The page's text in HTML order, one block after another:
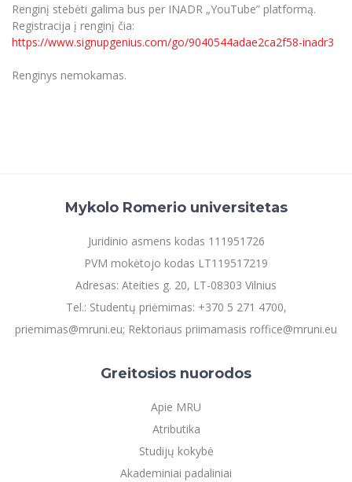
Renginį stebėti galima bus per INADR „YouTube” platformą.
Registracija į renginį čia:
https://www.signupgenius.com/go/9040544adae2ca2f58-inadr3
Renginys nemokamas.
Mykolo Romerio universitetas
Juridinio asmens kodas 111951726
PVM mokėtojo kodas LT119517219
Adresas: Ateities g. 20, LT-08303 Vilnius
Tel.: Studentų priėmimas: +370 5 271 4700,
priemimas@mruni.eu; Rektoriaus priimamasis roffice@mruni.eu
Greitosios nuorodos
Apie MRU
Atributika
Studijų kokybė
Akademiniai padaliniai